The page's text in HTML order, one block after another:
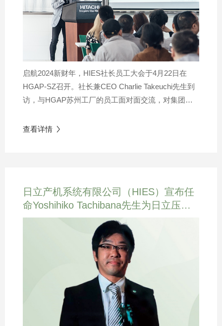
机相关销售服务的经验，并根据公司及市场情况给予
战略指导，鼓励大家在新的财年里继续发扬团结协作
的精神，共同迎接市场的挑战。部门回顾，展望增值
未来 善于总结过去，方能谋远未来。在随后的环节
中，各部门领导依次上台，针对公司销售业绩回顾及
展望、运营回顾及持续改善以及质量、法务、财务、
渠道管理、工程、产品及服务等情况作出全面分享，
并提出优化供应链管理、坚持严格质量标准、渠道拓
新产品IoT空压机物联网解决方案进行了全面细化的讲
奖活动。感谢他们在过去一年中的努力付出。正是因
为各经销商的协力前行，才创造了如今市场份额稳步
提升、品牌影响力日益增强的佳绩。在后续的议程
中，领导层与经销商代表对销售、服务、产品、技术
等专题进行了深入的交流讨论，彼此建立更加紧密的
联系，为企业的发展奠定更加坚实的基础。容载未
来，增值无界面对智能制造的发展潮流寿力将以数字
化之力开拓创新驱动产品研发与业务发展为用户创造
更多价值奏响空气动力行业新声
启航2024新财年，HIES社长员工大会于4月22日在
HGAP-SZ召开。社长兼CEO Charlie Takeuchi先生到
访，与HGAP苏州工厂的员工面对面交流，对集团过
集团愿景的实现作出全面规划。贯彻战略使命与愿景
并为全球社会和环境的发展做出贡献”为愿景，旨在引
领企业乃至整个行业走向可持续发展的未来。在原材
料及能源价格大幅上涨的市场背景下，HIES集团过去
一年的业绩表现交出一份完美答卷。面对全新启航的
2024财年，HIES集团计划围绕数字化、绿色、创新、
循环关键词，实现可持续增长。创建更好工作氛围 打
造卓越企业文化 为创建良好的工作氛围和企业文化，
HIES集团正从环境安全、低碳节能、员工敬业文化、
文化转型举措和多元、公平与包容(DEI)文化等方面不
断努力，关注员工的健康安全以及职场发展。为加强
查看详情 
日立产机系统有限公司（HIES）宣布任
命Yoshihiko Tachibana先生为日立压缩
机（苏州）有限公司新任总经理